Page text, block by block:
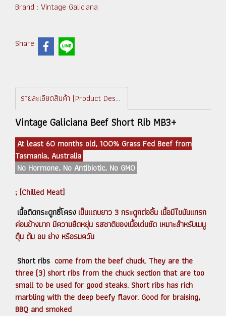
Brand : Vintage Galiciana
Share
รายละเอียดสินค้า (Product Description)
Vintage Galiciana Beef Short Rib MB3+
At least 60 months old, 100% Grass Fed Beef from
Tasmania, Australia
No Hormone, No Antibiotic, No GMO
; [Chilled Meat]
เนื้อติดกระดูกซี่โครง เป็นแถบยาว 3 กระดูกต่อชิ้น เนื้อมีไขมันแทรก
ค่อนข้างมาก มีความยืดหยุ่น รสชาติของเนื้อเด่นชัด เหมาะสำหรับเมนู
ตุ๋น ต้ม อบ ย่าง หรือรมควัน
Short ribs come from the beef chuck. They are the
three (3) short ribs from the chuck section that are too
small to be used for good steaks. Short ribs has rich
marbling with the deep beefy flavor. Good for braising,
BBQ and smoked